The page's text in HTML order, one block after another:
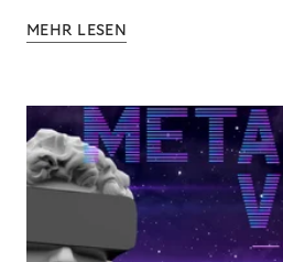
MEHR LESEN